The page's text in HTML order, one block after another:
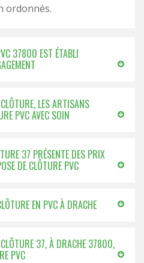
ordonnés.
37800 EST ÉTABLI
LES ARTISANS
PVC AVEC SOIN
37 PRÉSENTE DES PRIX
DE CLÔTURE PVC
EN PVC À DRACHE
CLÔTURE 37, À DRACHE 37800,
PVC